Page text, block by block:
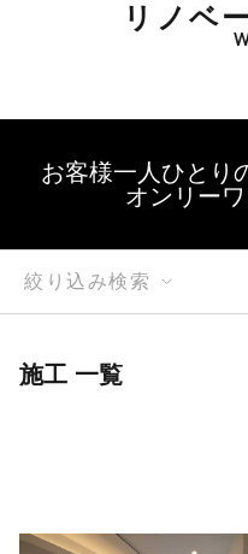
リノベ
お客様一人ひとり
オンリー
絞り込み検索
施工 一覧